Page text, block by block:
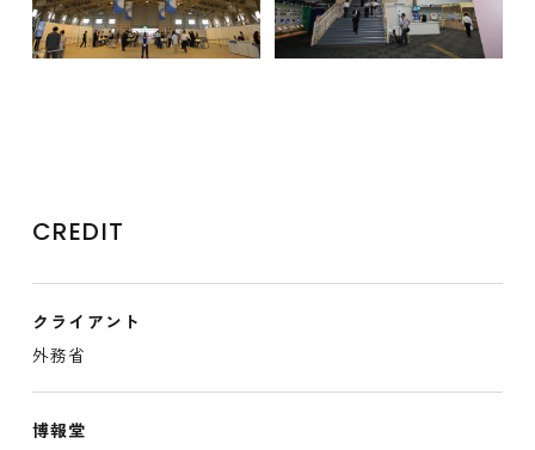
CREDIT
クライアント
外務省
博報堂